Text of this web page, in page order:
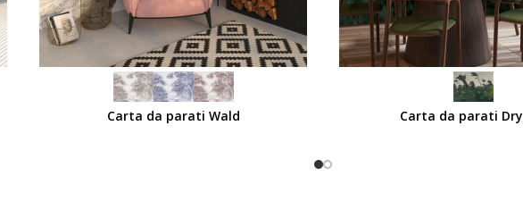
Carta da parati Wald Carta da parati